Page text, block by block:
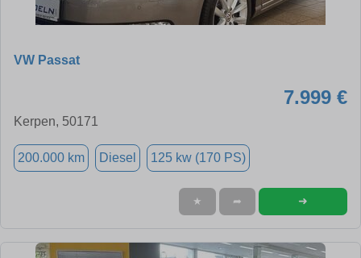
VW Passat
7.999 €
Kerpen, 50171
200.000 km Diesel 125 kw (170 PS)
★ ➦ ➜